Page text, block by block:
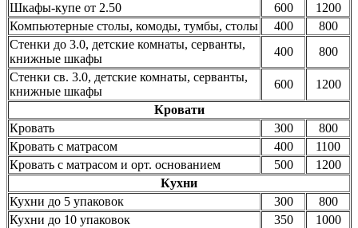
Шкафы-купе от 2.50
600
1200
Компьютерные столы, комоды, тумбы, столы
400
800
Стенки до 3.0, детские комнаты, серванты,
книжные шкафы
400
800
Стенки св. 3.0, детские комнаты, серванты,
книжные шкафы
600
1200
Кровати
Кровать
300
800
Кровать с матрасом
400
1100
Кровать с матрасом и орт. основанием
500
1200
Кухни
Кухни до 5 упаковок
300
800
Кухни до 10 упаковок
350
1000